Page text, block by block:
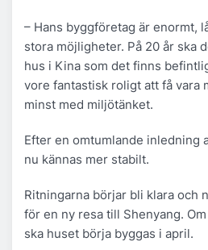
– Hans byggföretag är enormt,
stora möjligheter. På 20 år ska
hus i Kina som det finns
vore fantastisk roligt att få vara
minst med miljötänket.
Efter en omtumlande inledning
nu kännas mer stabilt.
Ritningarna börjar bli klara och
för en ny resa till Shenyang.
ska huset börja byggas i april.